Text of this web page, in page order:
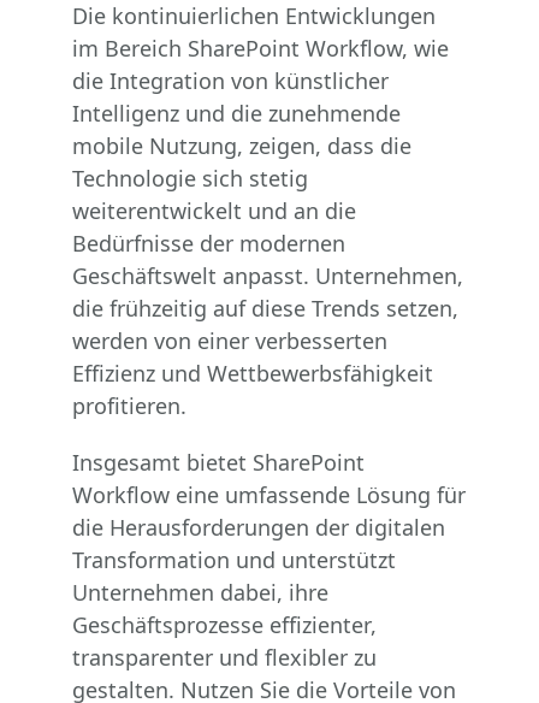
Die kontinuierlichen Entwicklungen
im Bereich SharePoint Workflow, wie
die Integration von künstlicher
Intelligenz und die zunehmende
mobile Nutzung, zeigen, dass die
Technologie sich stetig
weiterentwickelt und an die
Bedürfnisse der modernen
Geschäftswelt anpasst. Unternehmen,
die frühzeitig auf diese Trends setzen,
werden von einer verbesserten
Effizienz und Wettbewerbsfähigkeit
profitieren.
Insgesamt bietet SharePoint
Workflow eine umfassende Lösung für
die Herausforderungen der digitalen
Transformation und unterstützt
Unternehmen dabei, ihre
Geschäftsprozesse effizienter,
transparenter und flexibler zu
gestalten. Nutzen Sie die Vorteile von